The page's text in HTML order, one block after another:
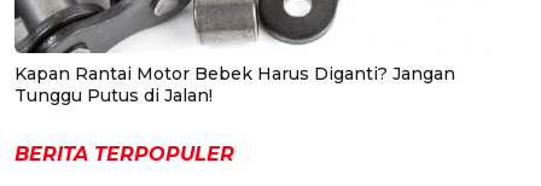
Kapan Rantai Motor Bebek Harus Diganti? Jangan
Tunggu Putus di Jalan!
BERITA TERPOPULER